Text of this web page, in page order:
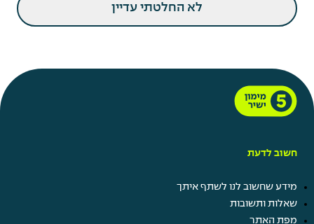
לא החלטתי עדיין
חשוב לדעת
מידע שחשוב לנו לשתף איתך
שאלות ותשובות
מפת האתר